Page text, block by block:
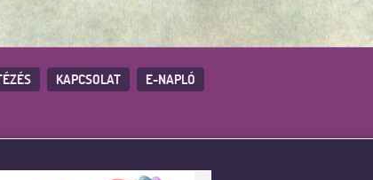
KAPCSOLAT
E-NAPLÓ